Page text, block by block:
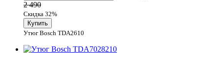
2 490
Скидка 32%
Утюг Bosch TDA2610